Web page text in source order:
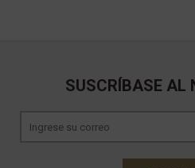
SUSCRÍBASE AL